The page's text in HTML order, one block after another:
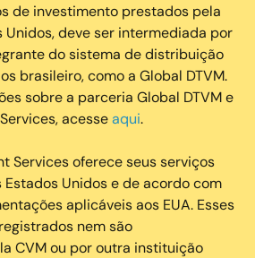
de investimento prestados pela
Unidos, deve ser intermediada por
do sistema de distribuição
brasileiro, como a Global DTVM.
sobre a parceria Global DTVM e
acesseaqui.
Services oferece seus serviços
Unidos e de acordo com
aplicáveis aos EUA. Esses
nem são
CVM ou por outra instituição